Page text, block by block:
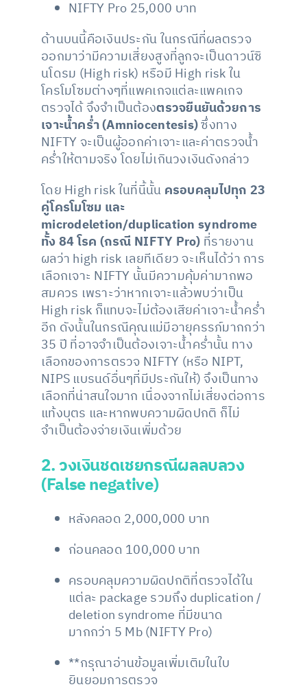
NIFTY Pro 25,000 บาท
ด้านบนนี้คือเงินประกัน ในกรณีที่ผลตรวจ
ออกมาว่ามีความเสี่ยงสูงที่ลูกจะเป็นดาวน์ซิ
นโดรม (High risk) หรือมี High risk ใน
โครโมโซมต่างๆที่แพคเกจแต่ละแพคเกจ
ตรวจได้ จึงจำเป็นต้องตรวจยืนยันด้วยการ
เจาะน้ำคร่ำ (Amniocentesis)ซึ่งทาง
NIFTY จะเป็นผู้ออกค่าเจาะและค่าตรวจน้ำ
คร่ำให้ตามจริง โดยไม่เกินวงเงินดังกล่าว
โดย High risk ในที่นี้นั้น ครอบคลุมไปทุก 23
คู่โครโมโซม และ
microdeletion/duplication syndrome
ทั้ง 84 โรค (กรณี NIFTY Pro) ที่รายงาน
ผลว่า high risk เลยทีเดียว จะเห็นได้ว่า การ
เลือกเจาะ NIFTY นั้นมีความคุ้มค่ามากพอ
สมควร เพราะว่าหากเจาะแล้วพบว่าเป็น
High risk ก็แทบจะไม่ต้องเสียค่าเจาะน้ำคร่ำ
อีก ดังนั้นในกรณีคุณแม่มีอายุครรภ์มากกว่า
35 ปี ที่อาจจำเป็นต้องเจาะน้ำคร่ำนั้น ทาง
เลือกของการตรวจ NIFTY (หรือ NIPT,
NIPS แบรนด์อื่นๆที่มีประกันให้) จึงเป็นทาง
เลือกที่น่าสนใจมาก เนื่องจากไม่เสี่ยงต่อการ
แท้งบุตร และหากพบความผิดปกติ ก็ไม่
จำเป็นต้องจ่ายเงินเพิ่มด้วย
2.วงเงินชดเชยกรณีผลลบลวง
(False negative)
หลังคลอด 2,000,000 บาท
ก่อนคลอด 100,000 บาท
ครอบคลุมความผิดปกติที่ตรวจได้ใน
แต่ละ package รวมถึง duplication /
deletion syndrome ที่มีขนาด
มากกว่า 5 Mb (NIFTY Pro)
**กรุณาอ่านข้อมูลเพิ่มเติมในใบ
ยินยอมการตรวจ